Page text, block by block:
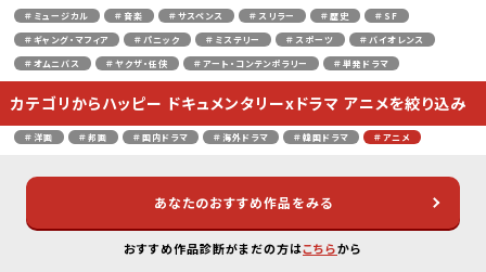
＃ミュージカル
＃音楽 ＃サスペンス ＃スリラー ＃歴史
＃SF
＃ギャング・マフィア
＃パニック ＃ミステリー ＃スポーツ
＃バイオレンス
＃オムニバス
＃ヤクザ・任侠 ＃アート・コンテンポラリー ＃単発ドラマ
カテゴリからハッピー ドキュメンタリーxドラマ アニメを絞り込み
＃洋画 ＃邦画 ＃国内ドラマ ＃海外ドラマ ＃韓国ドラマ ＃アニメ
あなたのおすすめ作品をみる
おすすめ作品診断がまだの方はこちらから